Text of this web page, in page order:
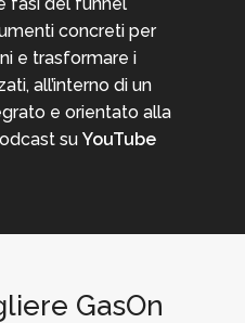
concreti per
e trasformare i
all’interno di un
e orientato alla
su YouTube
GasOn